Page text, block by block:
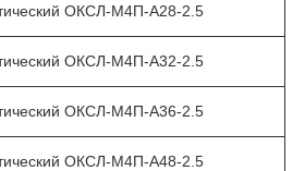
ОКСЛ-М4П-А28-2.5
ОКСЛ-М4П-А32-2.5
ОКСЛ-М4П-А36-2.5
ОКСЛ-М4П-А48-2.5